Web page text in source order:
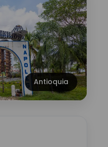
Antioquia